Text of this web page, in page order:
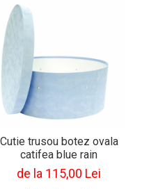
Cutie trusou botez ovala
catifea blue rain
de la 115,00 Lei